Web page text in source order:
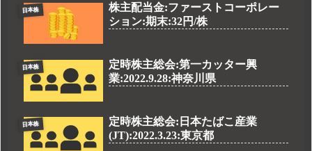
日本株
株主配当金:ファーストコーポレー
ション:期末:32円/株
日本株
定時株主総会:第一カッター興
業:2022.9.28:神奈川県
日本株
定時株主総会:日本たばこ産業
(JT):2022.3.23:東京都